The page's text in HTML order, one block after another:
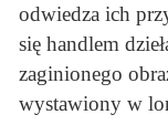
odwiedza ich
się handlem
zaginionego
wystawiony w